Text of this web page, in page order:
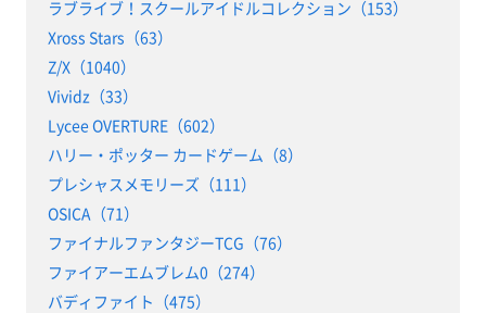
ラブライブ！スクールアイドルコレクション（153）
Xross Stars（63）
Z/X（1040）
Vividz（33）
Lycee OVERTURE（602）
ハリー・ポッター カードゲーム（8）
プレシャスメモリーズ（111）
OSICA（71）
ファイナルファンタジーTCG（76）
ファイアーエムブレム0（274）
バディファイト（475）